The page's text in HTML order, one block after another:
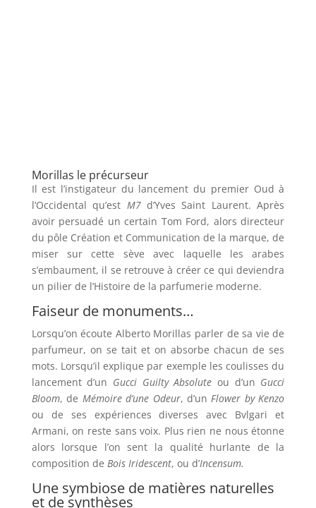
Morillas le précurseur
Il est l’instigateur du lancement du premier Oud à
l’Occidental qu’est M7d’Yves Saint Laurent. Après
avoir persuadé un certain Tom Ford, alors directeur
du pôle Création et Communication de la marque, de
miser sur cette sève avec laquelle les arabes
s’embaument, il se retrouve à créer ce qui deviendra
un pilier de l’Histoire de la parfumerie moderne.
Faiseur de monuments…
Lorsqu’on écoute Alberto Morillas parler de sa vie de
parfumeur, on se tait et on absorbe chacun de ses
mots. Lorsqu’il explique par exemple les coulisses du
lancement d’un Gucci Guilty Absolute ou d’un Gucci
Bloom, de Mémoire d’une Odeur, d’unFlower by Kenzo
ou de ses expériences diverses avec Bvlgari et
Armani, on reste sans voix. Plus rien ne nous étonne
alors lorsque l’on sent la qualité hurlante de la
composition de Bois Iridescent, ou d’Incensum.
Une symbiose de matières naturelles
et de synthèses